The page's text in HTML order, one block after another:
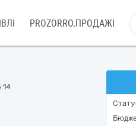
PROZORRO.ПРОДАЖІ